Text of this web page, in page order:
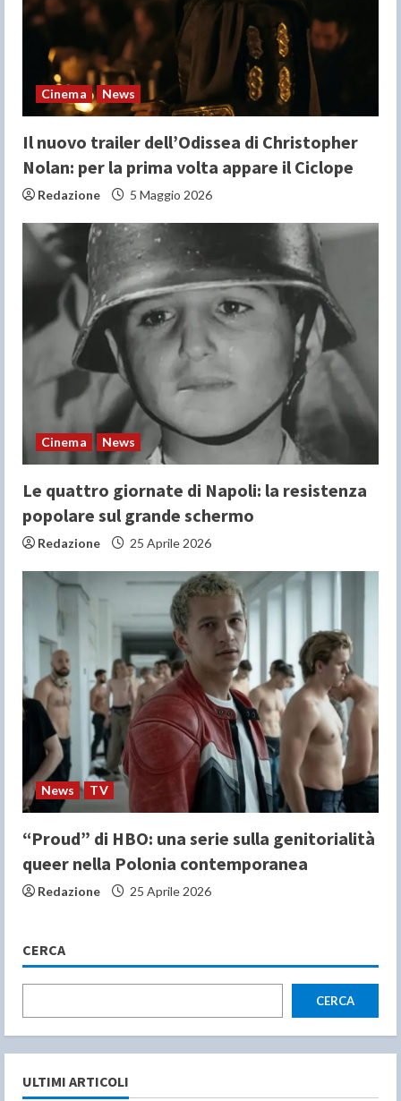
d
n
g
Cinema News
Il nuovo trailer dell’Odissea di Christopher
Nolan: per la prima volta appare il Ciclope
Redazione 5 Maggio 2026
Cinema News
Le quattro giornate di Napoli: la resistenza
popolare sul grande schermo
Redazione 25 Aprile 2026
News TV
“Proud” di HBO: una serie sulla genitorialità
queer nella Polonia contemporanea
Redazione 25 Aprile 2026
CERCA
CERCA
ULTIMI ARTICOLI